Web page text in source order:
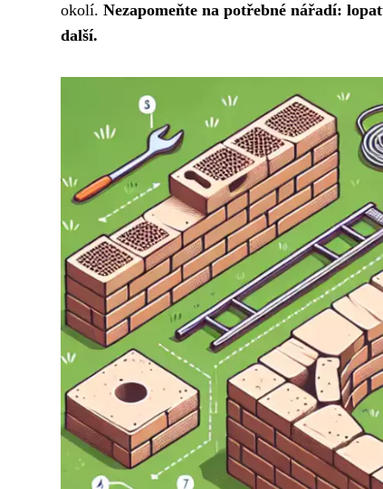
okolí. Nezapomeňte na potřebné nářadí:
další.